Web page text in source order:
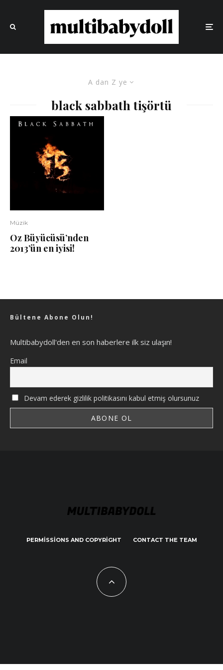
A dan Z ye
black sabbath tişörtü
Müzik
Oz Büyücüsü’nden
2013’ün en iyisi!
Bültene Abone Olun!
Multibabydoll'den en son haberlere ilk siz ulaşın!
Email
Devam ederek gizlilik politikasını kabul etmiş olursunuz
PERMISSIONS AND COPYRIGHT CONTACT THE TEAM